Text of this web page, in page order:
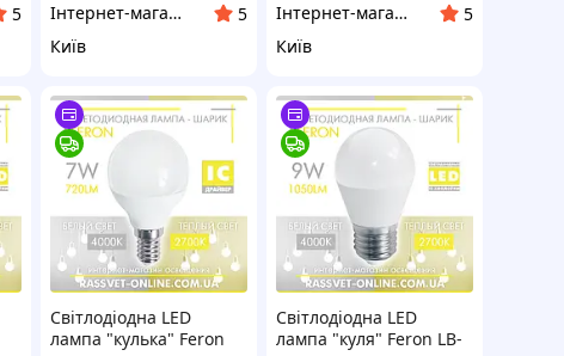
5
Інтернет-магазин "Сімейний затишок"
5
Київ
Інтернет-магазин "Сімейний затишок"
5
Київ
Світлодіодна LED
лампа "кулька" Feron
Світлодіодна LED
лампа "куля" Feron LB-